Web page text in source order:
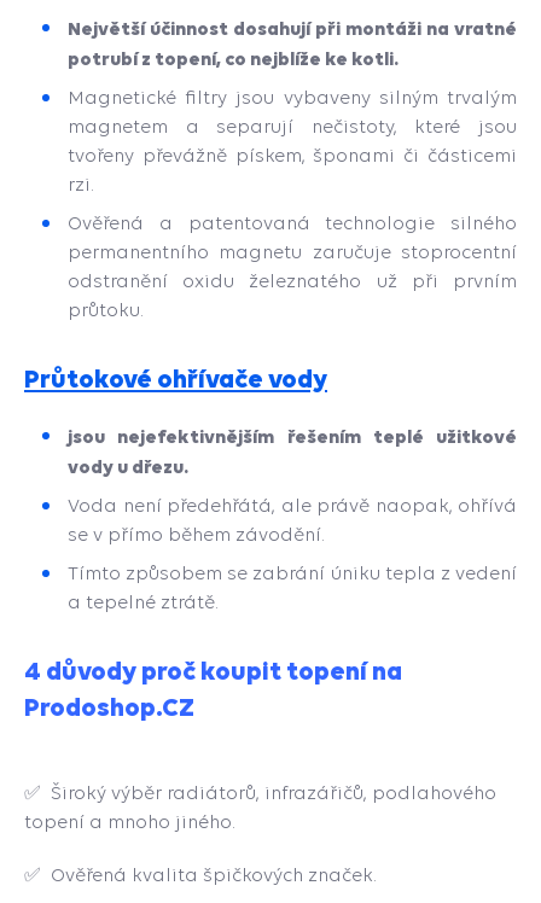
Největší účinnost dosahují při montáži na vratné
potrubí z topení, co nejblíže ke kotli.
Magnetické filtry jsou vybaveny silným trvalým
magnetem a separují nečistoty, které jsou
tvořeny převážně pískem, šponami či částicemi
rzi.
Ověřená a patentovaná technologie silného
permanentního magnetu zaručuje stoprocentní
odstranění oxidu železnatého už při prvním
průtoku.
Průtokové ohřívače vody
jsou nejefektivnějším řešením teplé užitkové
vody u dřezu.
Voda není předehřátá, ale právě naopak, ohřívá
se v přímo během závodění.
Tímto způsobem se zabrání úniku tepla z vedení
a tepelné ztrátě.
4 důvody proč koupit topení na
Prodoshop.CZ
✅ Široký výběr radiátorů, infrazářičů, podlahového
topení a mnoho jiného.
✅ Ověřená kvalita špičkových značek.